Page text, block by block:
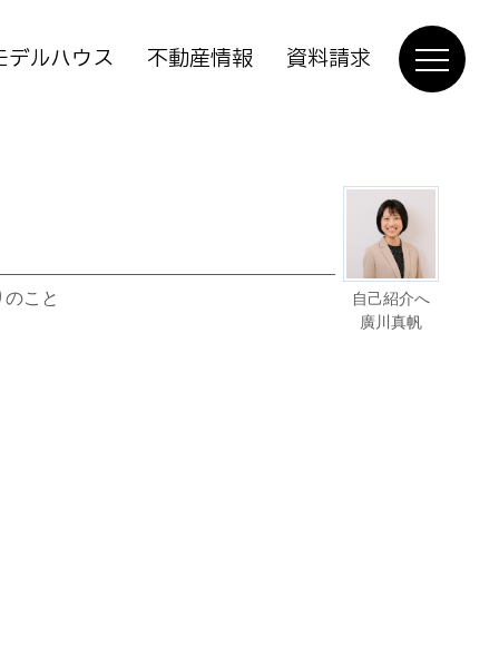
デルハウス 不動産情報 資料請求
自己紹介へ
廣川真帆
こと